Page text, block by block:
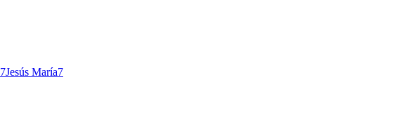
7Jesús María7